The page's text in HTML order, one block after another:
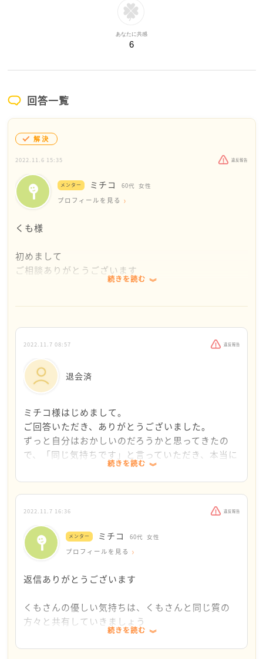
あなたに共感
6
回答一覧
解決
2022.11.6 15:35 違反報告
メンター ミチコ 60代 女性
プロフィールを見る
くも様
初めまして
ご相談ありがとうございます
「詐欺大好き！騙される貧乏人が悪い」「人が苦しむ
の犯罪者になってしまった人と私とに大きな差はない
と思っています。
ですが、ネットニュースでコメントをするつもりはあ
りません。
お互いに意見を闘わせるつもりもありません。
彼らとはわかり会えないって思うからです。
例えば。。
加害者家族を救済する団体やあしなが育英会(交通事故
遺児への奨学金)などへの募金等で、くもさんの優しい
お気持ちを表すこともできると思います。
だと思いますがいかがでしょうか。
続きを読む
2022.11.7 08:57 違反報告
退会済
ミチコ様はじめまして。
ご回答いただき、ありがとうございました。
ずっと自分はおかしいのだろうかと思ってきたの
で、「同じ気持ちです」と言っていただき、本当に
心が救われ、ホッとしました。
ミチコ様がおっしゃる通り、あのようなコメントを
する人と分かり合うことは、やはり難しいのでしょ
うね…。
私もこれまで、いくら話し合っても、どんなに分か
りやすい言葉を使っても分かり合えない人達とたく
す。
ただ一つ心配なのは、あのような心無いコメントを
する人が多過ぎて、あたかも「事故を起こした人が
悪者！」という考え方が正しく、世間の常識かのよ
うに広まってしまうことです。
続きを読む
2022.11.7 16:36 違反報告
メンター ミチコ 60代 女性
プロフィールを見る
返信ありがとうございます
くもさんの優しい気持ちは、くもさんと同じ質の
方々と共有していきましょう
ちょっと話は擦れますけど
続きを読む